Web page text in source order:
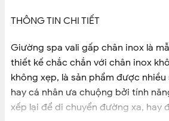
THÔNG TIN CHI TIẾT
Giường spa vali gấp chân inox là
thiết kế chắc chắn với chân inox
không xẹp, là sản phẩm được
hay cá nhân ưa chuộng bởi tính
xếp lại để di chuyển đường xa, hay